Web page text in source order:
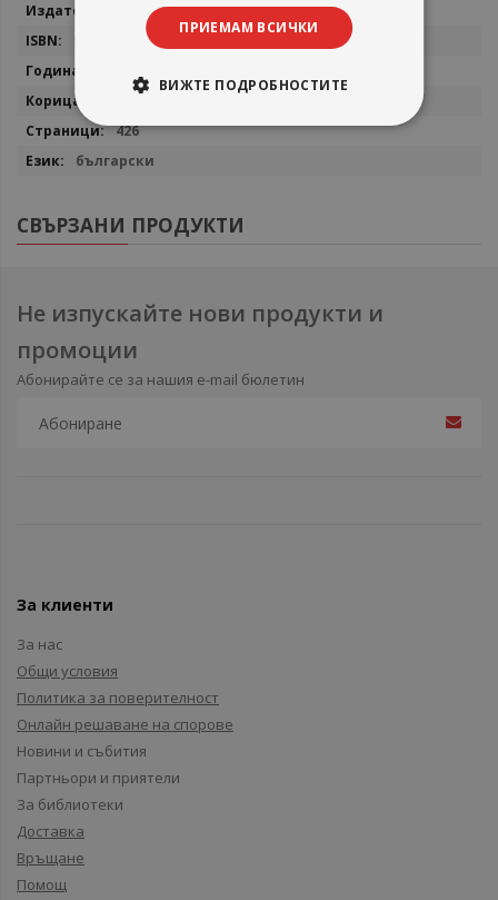
Нов човек
9789544075767
426
български
СВЪРЗАНИ ПРОДУКТИ
Не изпускайте нови продукти и
промоции
Абонирайте се за нашия e-mail бюлетин
За клиенти
За нас
Общи условия
Политика за поверителност
Онлайн решаване на спорове
Новини и събития
Партньори и приятели
За библиотеки
Доставка
Връщане
Помощ
ПРИЕМАМ ВСИЧКИ
ВИЖТЕ ПОДРОБНОСТИТЕ